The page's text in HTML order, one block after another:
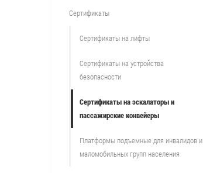
Сертификаты
Сертификаты на лифты
Сертификаты на устройства
безопасности
Сертификаты на эскалаторы и
пассажирские конвейеры
Платформы подъемные для инвалидов и
маломобильных групп населения